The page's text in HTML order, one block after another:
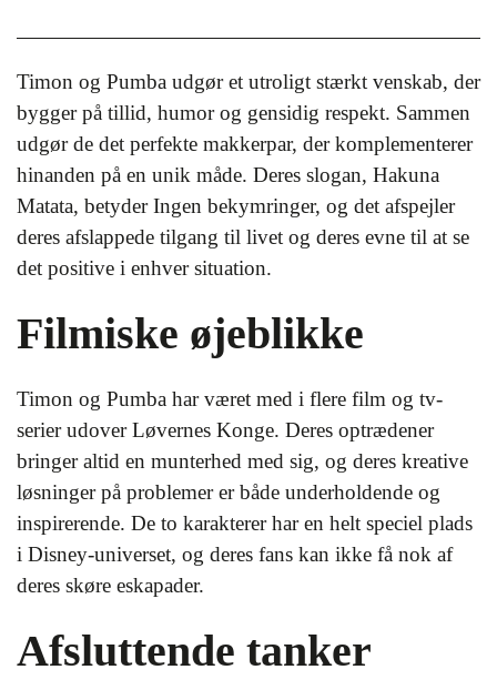
Timon og Pumba udgør et utroligt stærkt venskab, der
bygger på tillid, humor og gensidig respekt. Sammen
udgør de det perfekte makkerpar, der komplementerer
hinanden på en unik måde. Deres slogan, Hakuna
Matata, betyder Ingen bekymringer, og det afspejler
deres afslappede tilgang til livet og deres evne til at se
det positive i enhver situation.
Filmiske øjeblikke
Timon og Pumba har været med i flere film og tv-
serier udover Løvernes Konge. Deres optrædener
bringer altid en munterhed med sig, og deres kreative
løsninger på problemer er både underholdende og
inspirerende. De to karakterer har en helt speciel plads
i Disney-universet, og deres fans kan ikke få nok af
deres skøre eskapader.
Afsluttende tanker